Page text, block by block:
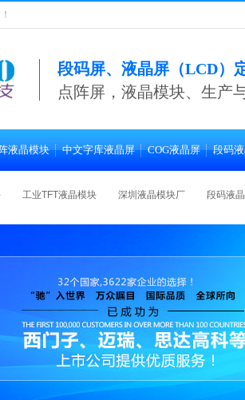
段码屏、液晶屏（LCD）
点阵屏，液晶模块、生产
液晶模块 中文字库液晶屏 COG液晶屏 段码
工业TFT液晶模块 深圳液晶模块厂 段码液